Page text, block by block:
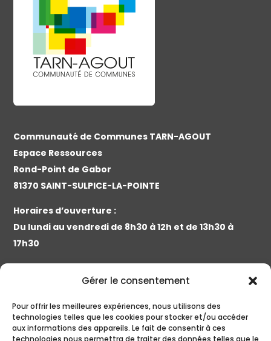
Gérer le consentement
Pour offrir les meilleures expériences, nous utilisons des
technologies telles que les cookies pour stocker et/ou accéder
aux informations des appareils. Le fait de consentir à ces
technologies nous permettra de traiter des données telles que le
Communauté de Communes TARN-AGOUT
Espace Ressources
Rond-Point de Gabor
81370 SAINT-SULPICE-LA-POINTE
Horaires d’ouverture :
Du lundi au vendredi de 8h30 à 12h et de 13h30 à
17h30
Tél. 05 63 41 89 12 | Fax. 05 63 41 89 15 | E-mail :
accueil@cc-tarnagout.fr